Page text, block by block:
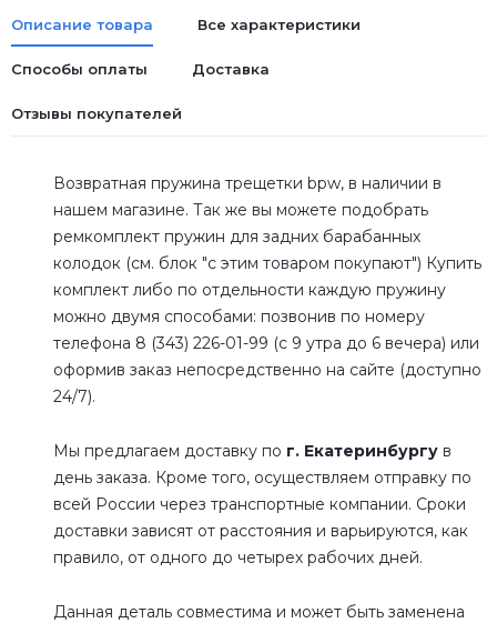
Описание товара Все характеристики
Способы оплаты Доставка
Отзывы покупателей
Возвратная пружина трещетки bpw, в наличии в
нашем магазине. Так же вы можете подобрать
ремкомплект пружин для задних барабанных
колодок (см. блок "с этим товаром покупают") Купить
комплект либо по отдельности каждую пружину
можно двумя способами: позвонив по номеру
телефона 8 (343) 226-01-99 (с 9 утра до 6 вечера) или
оформив заказ непосредственно на сайте (доступно
24/7).
Мы предлагаем доставку по г. Екатеринбургу в
день заказа. Кроме того, осуществляем отправку по
всей России через транспортные компании. Сроки
доставки зависят от расстояния и варьируются, как
правило, от одного до четырех рабочих дней.
Данная деталь совместима и может быть заменена